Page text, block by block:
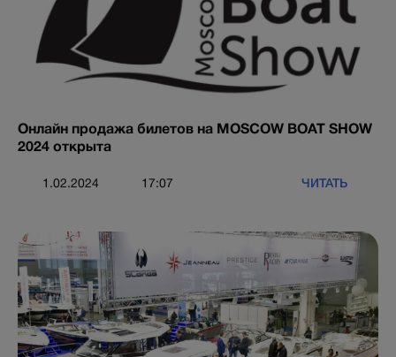
Онлайн продажа билетов на MOSCOW BOAT SHOW
2024 открыта
1.02.2024 17:07 ЧИТАТЬ